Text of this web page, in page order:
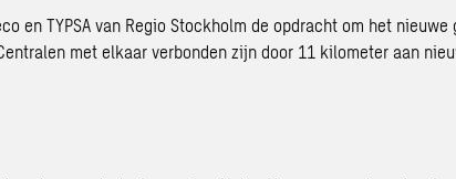
en TYPSA van Regio Stockholm de opdracht om het
met elkaar verbonden zijn door 11 kilometer aan